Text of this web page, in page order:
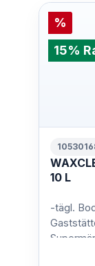
%
15%
10 L
-tägl.